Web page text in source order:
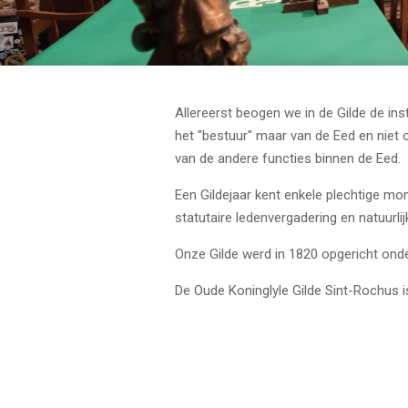
Allereerst beogen we in de Gilde de
het "bestuur" maar van de Eed en niet
van de andere functies binnen de Eed.
Een Gildejaar kent enkele plechtige
statutaire ledenvergadering en
Onze Gilde werd in 1820 opgericht
De Oude Koninglyle Gilde Sint-